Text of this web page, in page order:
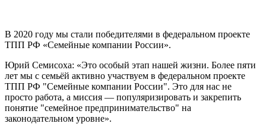
В 2020 году мы стали победителями в федеральном проекте
ТПП РФ «Семейные компании России».
Юрий Семисоха: «Это особый этап нашей жизни. Более пяти
лет мы с семьёй активно участвуем в федеральном проекте
ТПП РФ "Семейные компании России". Это для нас не
просто работа, а миссия — популяризировать и закрепить
понятие "семейное предпринимательство" на
законодательном уровне».